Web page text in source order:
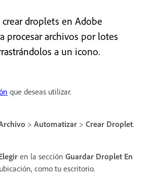
droplets en Adobe
procesar archivos por lotes
a un icono.
que deseas utilizar.
> Automatizar > Crear Droplet.
en la sección Guardar Droplet En
como tu escritorio.